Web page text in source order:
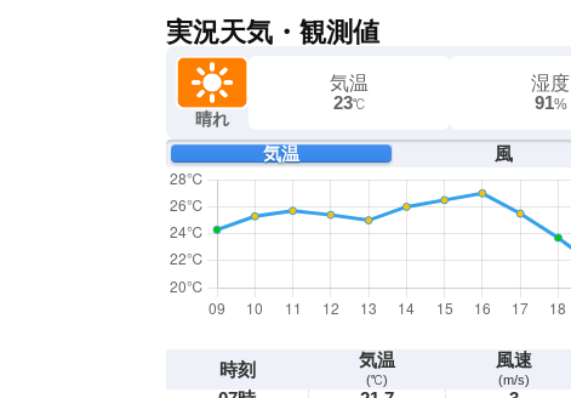
実況天気・観測値
晴れ
気温
23℃
湿度
91%
気温 風
時刻 気温
(℃)
風速
(m/s)